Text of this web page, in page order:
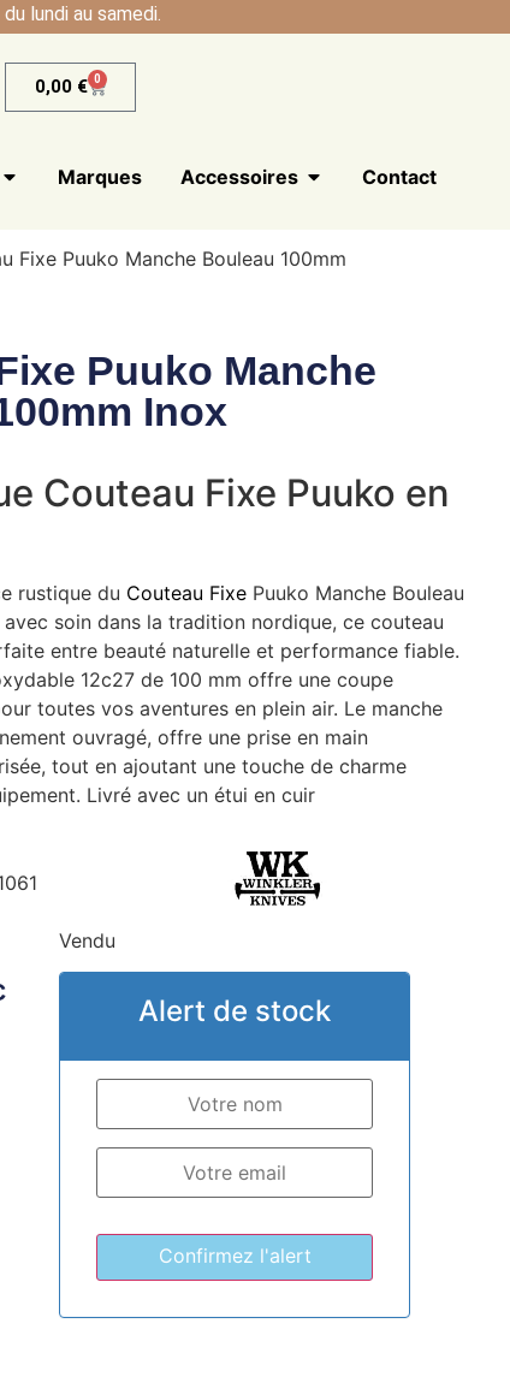
lundi au samedi.
0,00 € 0
Marques Accessoires Contact
Fixe Puuko Manche Bouleau 100mm
Puuko Manche
Inox
Couteau Fixe Puuko en
rustique du Couteau FixePuuko Manche Bouleau
avec soin dans la tradition nordique, ce couteau
entre beauté naturelle et performance fiable.
12c27 de 100 mm offre une coupe
toutes vos aventures en plein air. Le manche
ouvragé, offre une prise en main
tout en ajoutant une touche de charme
Livré avec un étui en cuir
Vendu
Alert de stock